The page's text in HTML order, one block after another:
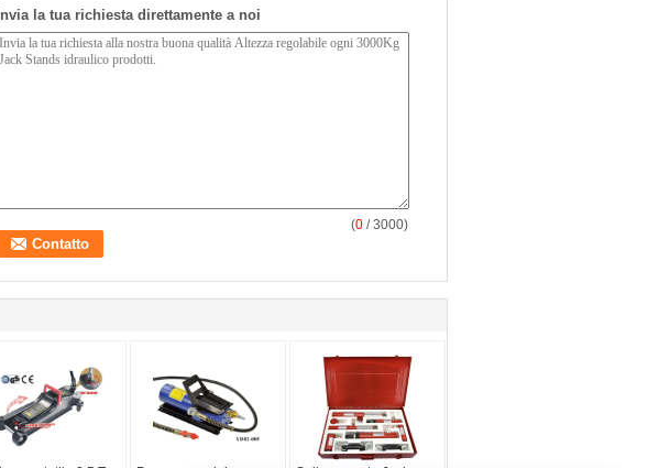
Invia la tua richiesta direttamente a noi
(0 / 3000)